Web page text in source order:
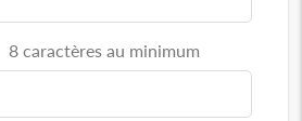
8 caractères au minimum